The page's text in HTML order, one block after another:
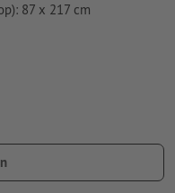
87 x 217 cm
van het eindformaat